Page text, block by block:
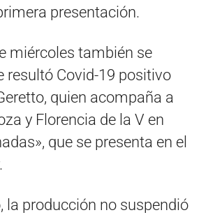
presentación.
miércoles también se
resultó Covid-19 positivo
quien acompaña a
y Florencia de la V en
que se presenta en el
la producción no suspendió